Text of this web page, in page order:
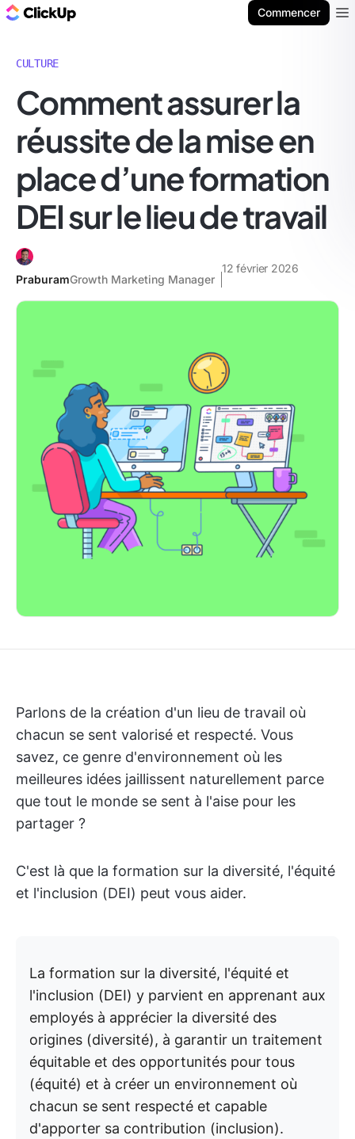
Commencer
CULTURE
Comment assurer la
réussite de la mise en
place d’une formation
DEI sur le lieu de travail
PraburamGrowth Marketing Manager
12 février 2026
Parlons de la création d'un lieu de travail où
chacun se sent valorisé et respecté. Vous
savez, ce genre d'environnement où les
meilleures idées jaillissent naturellement parce
que tout le monde se sent à l'aise pour les
partager ?
C'est là que la formation sur la diversité, l'équité
et l'inclusion (DEI) peut vous aider.
La formation sur la diversité, l'équité et
l'inclusion (DEI) y parvient en apprenant aux
employés à apprécier la diversité des
origines (diversité), à garantir un traitement
équitable et des opportunités pour tous
(équité) et à créer un environnement où
chacun se sent respecté et capable
d'apporter sa contribution (inclusion).